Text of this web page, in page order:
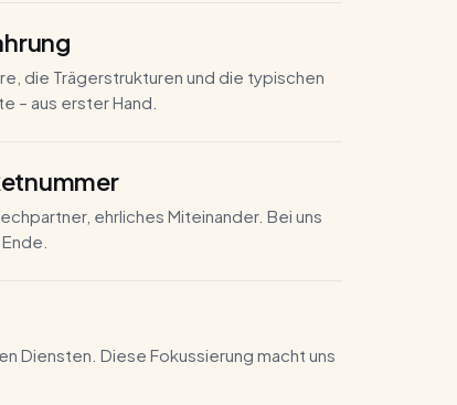
die Träger­strukturen und die typischen
– aus erster Hand.
ehrliches Miteinander. Bei uns
Diensten. Diese Fokussierung macht uns